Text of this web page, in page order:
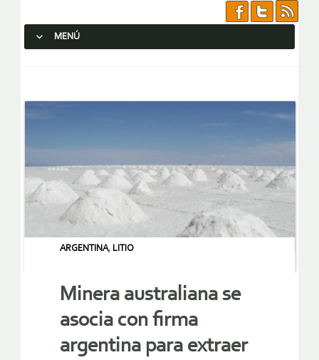
MENÚ
ARGENTINA, LITIO
Minera australiana se
asocia con firma
argentina para extraer